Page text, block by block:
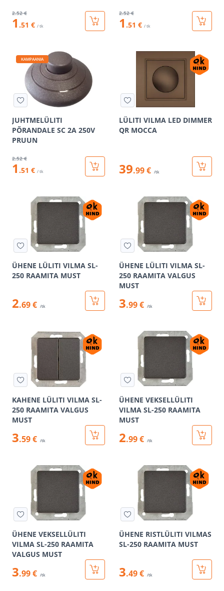
2.52 €
1 .51 € / tk
2.52 €
1 .51 € / tk
KAMPAANIA
JUHTMELÜLITI
PÕRANDALE SC 2A 250V
PRUUN
2.52 €
1 .51 € / tk
LÜLITI VILMA LED DIMMER
QR MOCCA
39.99 € /tk
ÜHENE LÜLITI VILMA SL-
250 RAAMITA MUST
2.69 € /tk
ÜHENE LÜLITI VILMA SL-
250 RAAMITA VALGUS
MUST
3.99 € /tk
KAHENE LÜLITI VILMA SL-
250 RAAMITA VALGUS
MUST
3.59 € /tk
ÜHENE VEKSELLÜLITI
VILMA SL-250 RAAMITA
MUST
2.99 € /tk
ÜHENE VEKSELLÜLITI
VILMA SL-250 RAAMITA
VALGUS MUST
3.99 € /tk
ÜHENE RISTLÜLITI VILMAS
SL-250 RAAMITA MUST
3.49 € /tk